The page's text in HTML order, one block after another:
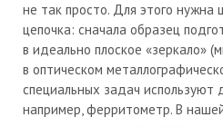
не так просто. Для этого нужна
цепочка: сначала образец
в идеально плоское «зеркало»
в оптическом
специальных задач используют
например, ферритометр. В